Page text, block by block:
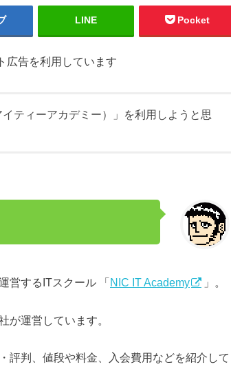
LINE Pocket
広告を利用しています
イティーアカデミー）」を利用しようと思
営するITスクール 「NIC IT Academy 」。
が運営しています。
評判、値段や料金、入会費用などを紹介して